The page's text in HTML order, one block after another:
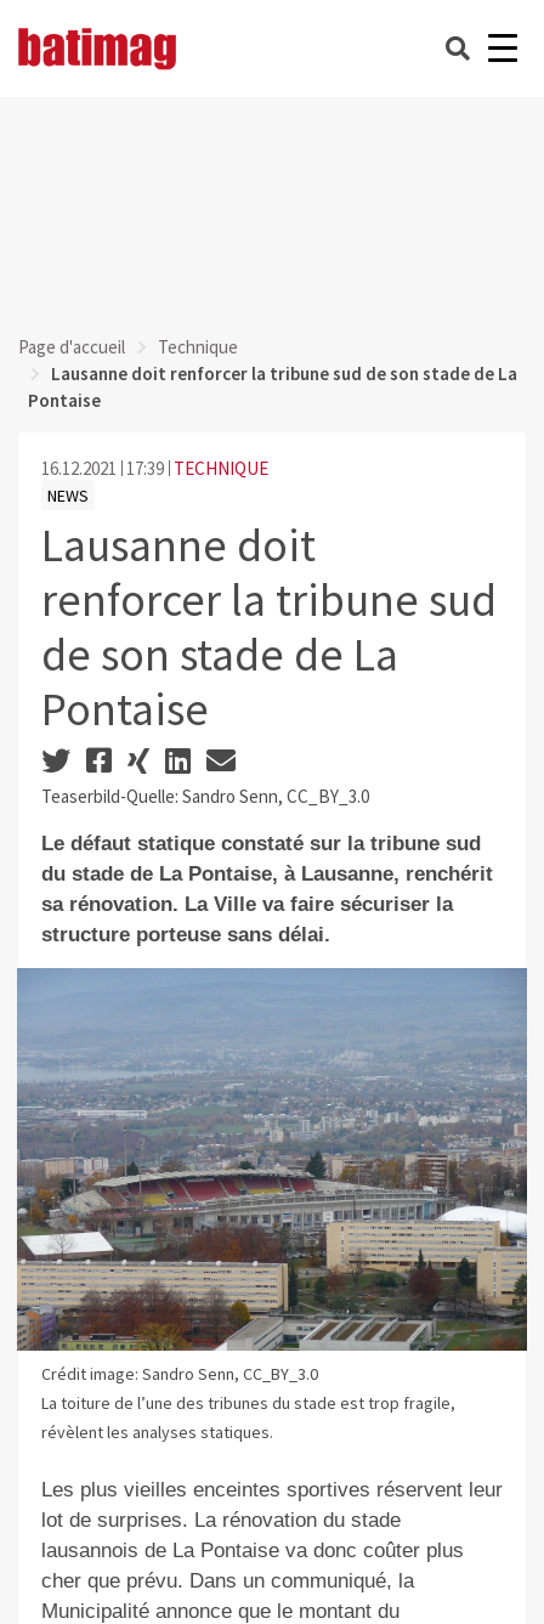
Page d'accueil
Technique
Lausanne doit renforcer la tribune sud de son stade de La
Pontaise
16.12.2021 17:39 TECHNIQUE
NEWS
Lausanne doit
renforcer la tribune sud
de son stade de La
Pontaise
Teaserbild-Quelle: Sandro Senn, CC_BY_3.0
Le défaut statique constaté sur la tribune sud
du stade de La Pontaise, à Lausanne, renchérit
sa rénovation. La Ville va faire sécuriser la
structure porteuse sans délai.
Crédit image: Sandro Senn, CC_BY_3.0
La toiture de l’une des tribunes du stade est trop fragile,
révèlent les analyses statiques.
Les plus vieilles enceintes sportives réservent leur
lot de surprises. La rénovation du stade
lausannois de La Pontaise va donc coûter plus
cher que prévu. Dans un communiqué, la
Municipalité annonce que le montant du